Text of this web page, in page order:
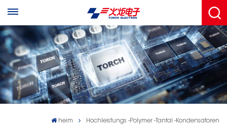
heim Hochleistungs -Polymer -Tantal -Kondensatoren